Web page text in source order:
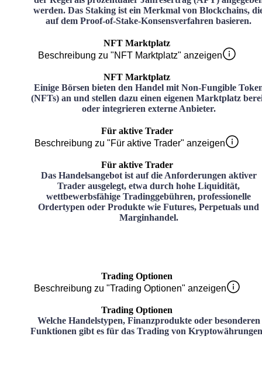
werden. Das Staking ist ein Merkmal von Blockchains,
auf dem Proof-of-Stake-Konsensverfahren basieren.
NFT Marktplatz
Beschreibung zu "NFT Marktplatz" anzeigen
NFT Marktplatz
Einige Börsen bieten den Handel mit Non-Fungible
(NFTs) an und stellen dazu einen eigenen Marktplatz
oder integrieren externe Anbieter.
Für aktive Trader
Beschreibung zu "Für aktive Trader" anzeigen
Für aktive Trader
Das Handelsangebot ist auf die Anforderungen aktiver
Trader ausgelegt, etwa durch hohe Liquidität,
wettbewerbsfähige Tradinggebühren, professionelle
Ordertypen oder Produkte wie Futures, Perpetuals und
Marginhandel.
Trading Optionen
Beschreibung zu "Trading Optionen" anzeigen
Trading Optionen
Welche Handelstypen, Finanzprodukte oder besonderen
Funktionen gibt es für das Trading von